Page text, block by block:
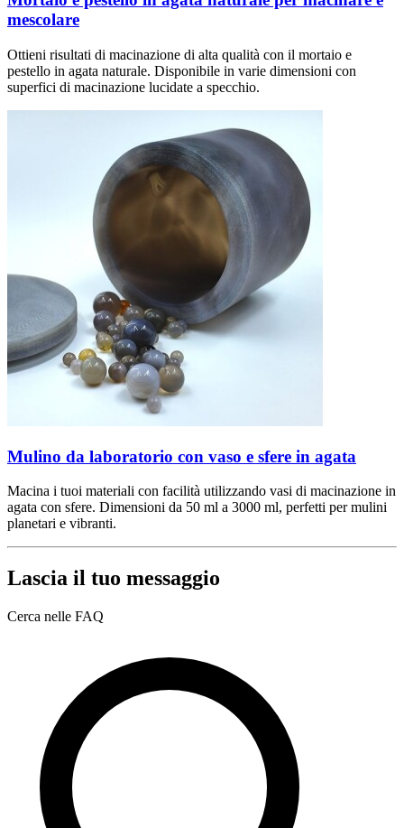
mescolare
Ottieni risultati di macinazione di alta qualità con il mortaio e
pestello in agata naturale. Disponibile in varie dimensioni con
superfici di macinazione lucidate a specchio.
Mulino da laboratorio con vaso e sfere in agata
Macina i tuoi materiali con facilità utilizzando vasi di macinazione in
agata con sfere. Dimensioni da 50 ml a 3000 ml, perfetti per mulini
planetari e vibranti.
Lascia il tuo messaggio
Cerca nelle FAQ